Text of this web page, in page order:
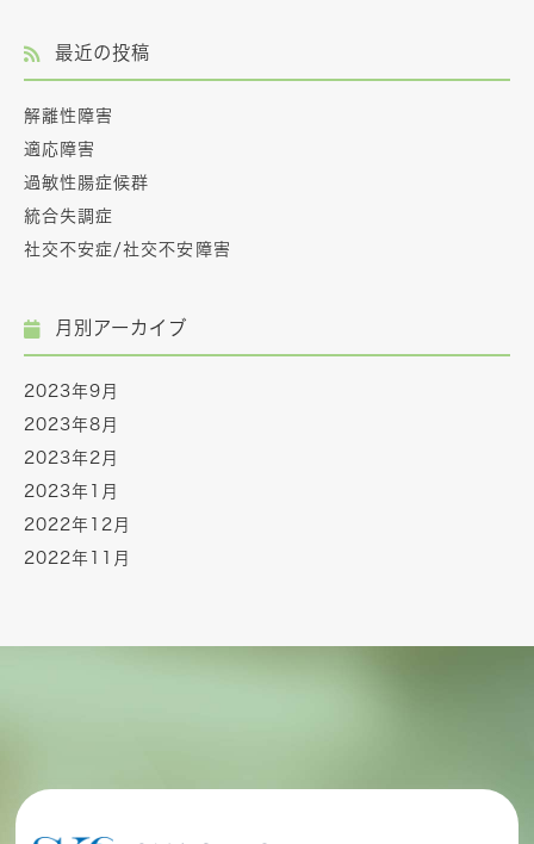
最近の投稿
解離性障害
適応障害
過敏性腸症候群
統合失調症
社交不安症/社交不安障害
月別アーカイブ
2023年9月
2023年8月
2023年2月
2023年1月
2022年12月
2022年11月